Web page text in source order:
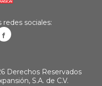
sociales:
Derechos Reservados
S.A. de C.V.